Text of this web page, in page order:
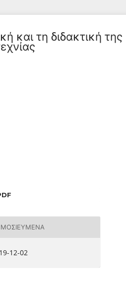
και τη διδακτική
12-02